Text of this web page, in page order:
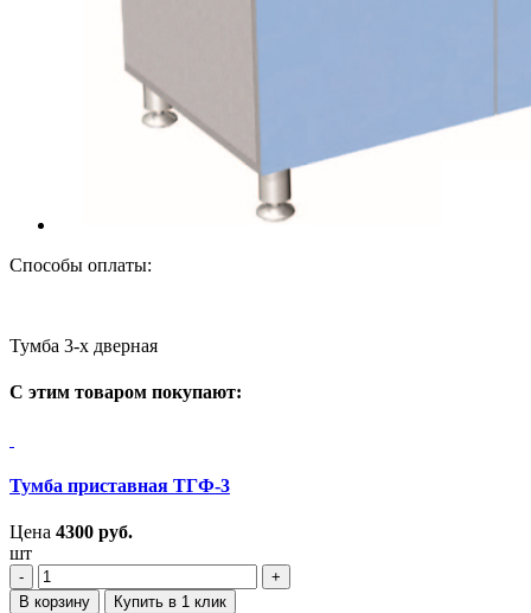
Способы оплаты:
Тумба 3-х дверная
С этим товаром покупают:
Тумба приставная ТГФ-3
Цена 4300 руб.
шт
‐
+
В корзину
Купить в 1 клик